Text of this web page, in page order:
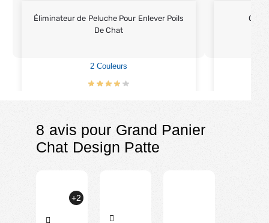
Éliminateur de Peluche Pour Enlever Poils
De Chat
2 Couleurs
8 avis pour Grand Panier
Chat Design Patte
+2